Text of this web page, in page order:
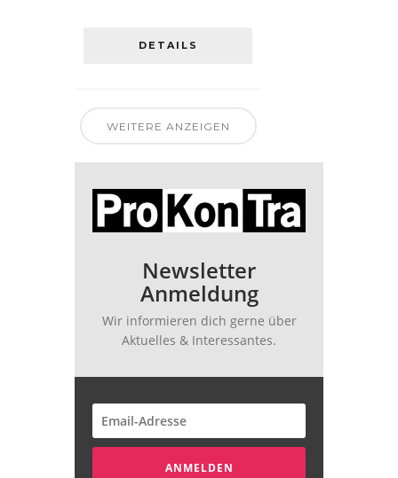
DETAILS
WEITERE ANZEIGEN
Newsletter
Anmeldung
Wir informieren dich gerne über
Aktuelles & Interessantes.
ANMELDEN